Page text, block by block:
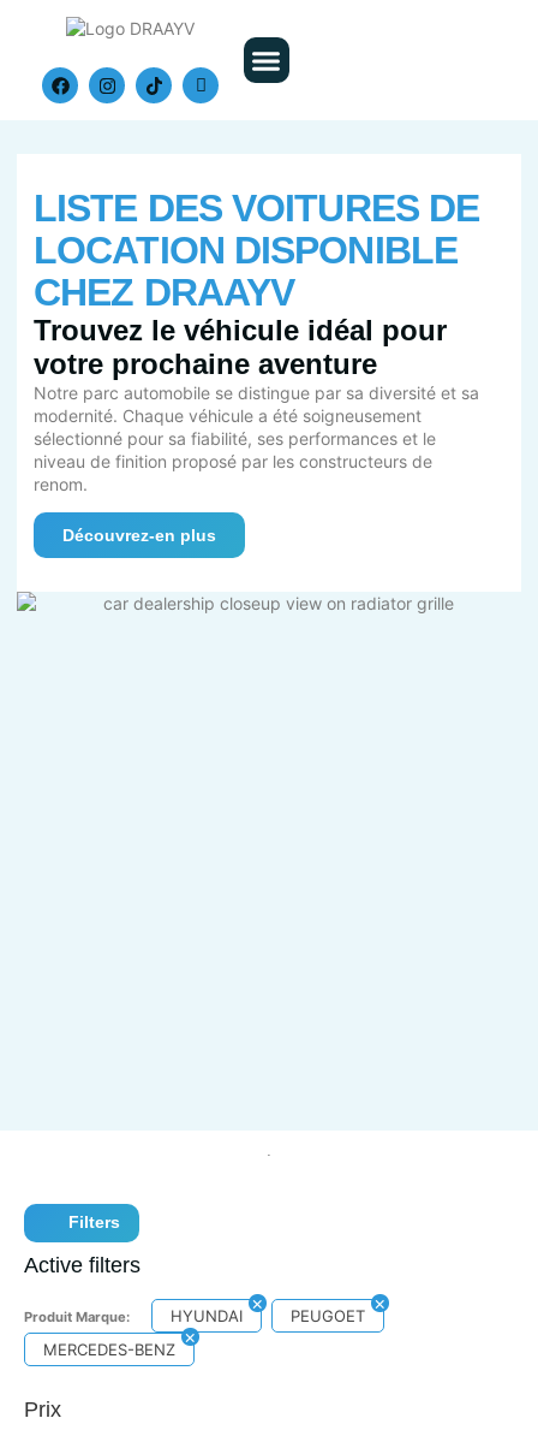
LISTE DES VOITURES DE
LOCATION DISPONIBLE
CHEZ DRAAYV
Trouvez le véhicule idéal pour
votre prochaine aventure
Notre parc automobile se distingue par sa diversité et sa
modernité. Chaque véhicule a été soigneusement
sélectionné pour sa fiabilité, ses performances et le
niveau de finition proposé par les constructeurs de
renom.
Découvrez-en plus
Filters
Active filters
Produit Marque: HYUNDAI
PEUGOET
MERCEDES-BENZ
Prix